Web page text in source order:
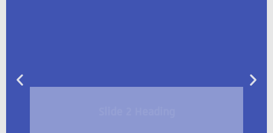
Slide 2 Heading